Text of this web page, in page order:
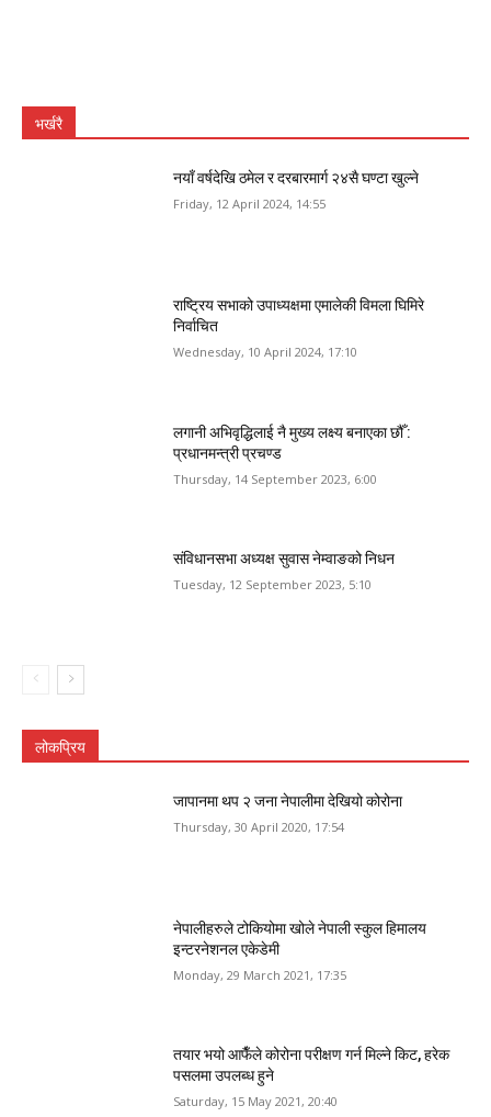
भर्खरै
नयाँ वर्षदेखि ठमेल र दरबारमार्ग २४सै घण्टा खुल्ने
Friday, 12 April 2024, 14:55
राष्ट्रिय सभाको उपाध्यक्षमा एमालेकी विमला घिमिरे
निर्वाचित
Wednesday, 10 April 2024, 17:10
लगानी अभिवृद्धिलाई नै मुख्य लक्ष्य बनाएका छौँ :
प्रधानमन्त्री प्रचण्ड
Thursday, 14 September 2023, 6:00
संविधानसभा अध्यक्ष सुवास नेम्वाङको निधन
Tuesday, 12 September 2023, 5:10
लोकप्रिय
जापानमा थप २ जना नेपालीमा देखियो कोरोना
Thursday, 30 April 2020, 17:54
नेपालीहरुले टोकियोमा खोले नेपाली स्कुल हिमालय
इन्टरनेशनल एकेडेमी
Monday, 29 March 2021, 17:35
तयार भयो आफैँले कोरोना परीक्षण गर्न मिल्ने किट, हरेक
पसलमा उपलब्ध हुने
Saturday, 15 May 2021, 20:40